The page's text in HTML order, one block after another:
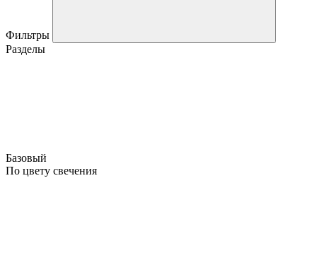
Фильтры
Разделы
Базовый
По цвету свечения